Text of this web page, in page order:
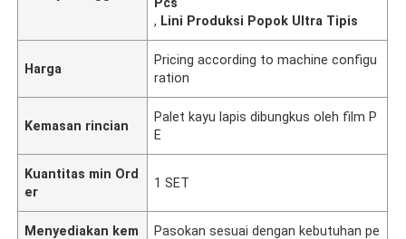
, Lini Produksi Popok Ultra Tipis
Harga
Pricing according to machine configu
ration
Kemasan rincian
Palet kayu lapis dibungkus oleh film P
E
Kuantitas min Ord
er
1 SET
Menyediakan kem
Pasokan sesuai dengan kebutuhan pe